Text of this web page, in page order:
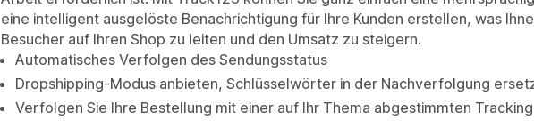
eine intelligent ausgelöste Benachrichtigung für Ihre Kunden erstellen, was
Besucher auf Ihren Shop zu leiten und den Umsatz zu steigern.
Automatisches Verfolgen des Sendungsstatus
Dropshipping-Modus anbieten, Schlüsselwörter in der Nachverfolgung
Verfolgen Sie Ihre Bestellung mit einer auf Ihr Thema abgestimmten